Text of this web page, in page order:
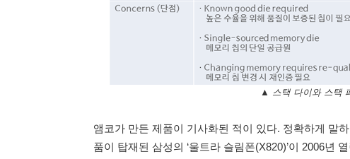
▲ 스택 다이와 스택
앰코가 만든 제품이 기사화된 적이 있다. 정확하게 말
품이 탑재된 삼성의 ‘울트라 슬림폰(X820)’이 2006년